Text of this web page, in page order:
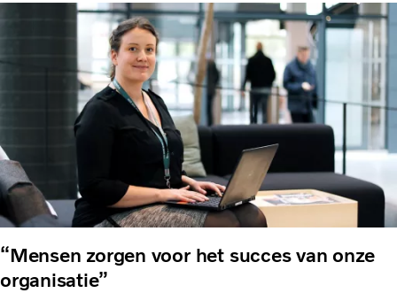
“Mensen zorgen voor het succes van onze
organisatie”